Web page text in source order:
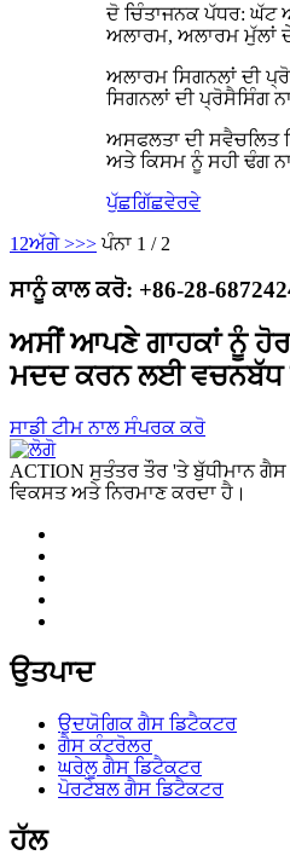
ਦੋ ਚਿੰਤਾਜਨਕ ਪੱਧਰ:
ਅਲਾਰਮ, ਅਲਾਰਮ ਮੁੱਲਾਂ
ਅਲਾਰਮ ਸਿਗਨਲਾਂ ਦੀ
ਸਿਗਨਲਾਂ ਦੀ ਪ੍ਰੋਸੈਸਿੰਗ
ਅਸਫਲਤਾ ਦੀ ਸਵੈਚਲਿਤ
ਅਤੇ ਕਿਸਮ ਨੂੰ ਸਹੀ ਢੰਗ
ਪੁੱਛਗਿੱਛਵੇਰਵੇ
1 2ਅੱਗੇ >>> ਪੰਨਾ 1 / 2
ਸਾਨੂੰ ਕਾਲ ਕਰੋ: +86-28-
ਅਸੀਂ ਆਪਣੇ ਗਾਹਕਾਂ ਨੂੰ
ਮਦਦ ਕਰਨ ਲਈ ਵਚਨਬੱਧ
ਸਾਡੀ ਟੀਮ ਨਾਲ ਸੰਪਰਕ ਕਰੋ
ACTION ਸੁਤੰਤਰ ਤੌਰ 'ਤੇ ਬੁੱਧੀਮਾਨ
ਵਿਕਸਤ ਅਤੇ ਨਿਰਮਾਣ ਕਰਦਾ ਹੈ।
ਉਤਪਾਦ
ਉਦਯੋਗਿਕ ਗੈਸ ਡਿਟੈਕਟਰ
ਗੈਸ ਕੰਟਰੋਲਰ
ਘਰੇਲੂ ਗੈਸ ਡਿਟੈਕਟਰ
ਪੋਰਟੇਬਲ ਗੈਸ ਡਿਟੈਕਟਰ
ਹੱਲ